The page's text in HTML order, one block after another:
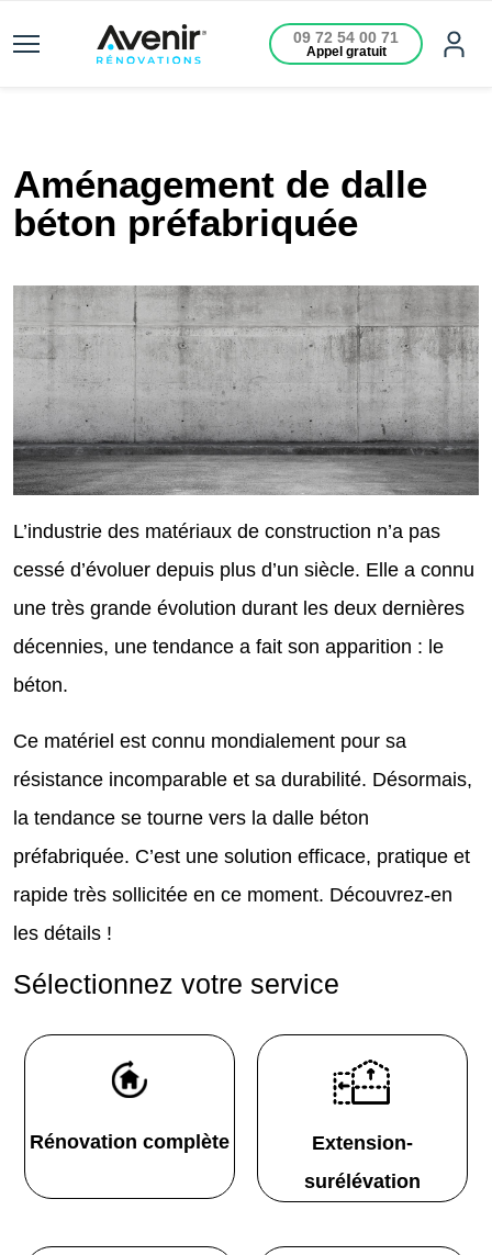
09 72 54 00 71
Appel gratuit
Aménagement de dalle
béton préfabriquée
L’industrie des matériaux de construction n’a pas
cessé d’évoluer depuis plus d’un siècle. Elle a connu
une très grande évolution durant les deux dernières
décennies, une tendance a fait son apparition : le
béton.
Ce matériel est connu mondialement pour sa
résistance incomparable et sa durabilité. Désormais,
la tendance se tourne vers la dalle béton
préfabriquée. C’est une solution efficace, pratique et
rapide très sollicitée en ce moment. Découvrez-en
les détails !
Sélectionnez votre service
Rénovation complète
Extension-
surélévation